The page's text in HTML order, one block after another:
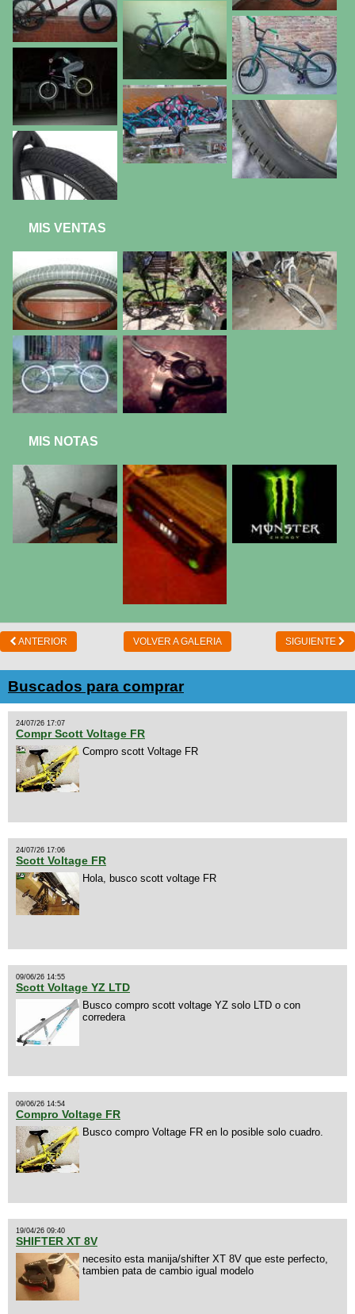
MIS VENTAS
MIS NOTAS
ANTERIOR VOLVER A GALERIA SIGUIENTE
Buscados para comprar
24/07/26 17:07
Compr Scott Voltage FR
Compro scott Voltage FR
24/07/26 17:06
Scott Voltage FR
Hola, busco scott voltage FR
09/06/26 14:55
Scott Voltage YZ LTD
Busco compro scott voltage YZ solo LTD o con
corredera
09/06/26 14:54
Compro Voltage FR
Busco compro Voltage FR en lo posible solo cuadro.
19/04/26 09:40
SHIFTER XT 8V
necesito esta manija/shifter XT 8V que este perfecto,
tambien pata de cambio igual modelo